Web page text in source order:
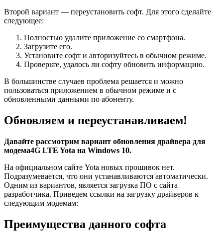
Второй вариант — переустановить софт. Для этого сделайте
следующее:
Полностью удалите приложение со смартфона.
Загрузите его.
Установите софт и авторизуйтесь в обычном режиме.
Проверьте, удалось ли софту обновить информацию.
В большинстве случаев проблема решается и можно
пользоваться приложением в обычном режиме и с
обновленными данными по абоненту.
Обновляем и переустанавливаем!
Давайте рассмотрим вариант обновления драйвера для
модема4G LTE Yota на Windows 10.
На официальном сайте Yota новых прошивок нет.
Подразумевается, что они устанавливаются автоматически.
Одним из вариантов, является загрузка ПО с сайта
разработчика. Приведем ссылки на загрузку драйверов к
следующим модемам:
Преимущества данного софта